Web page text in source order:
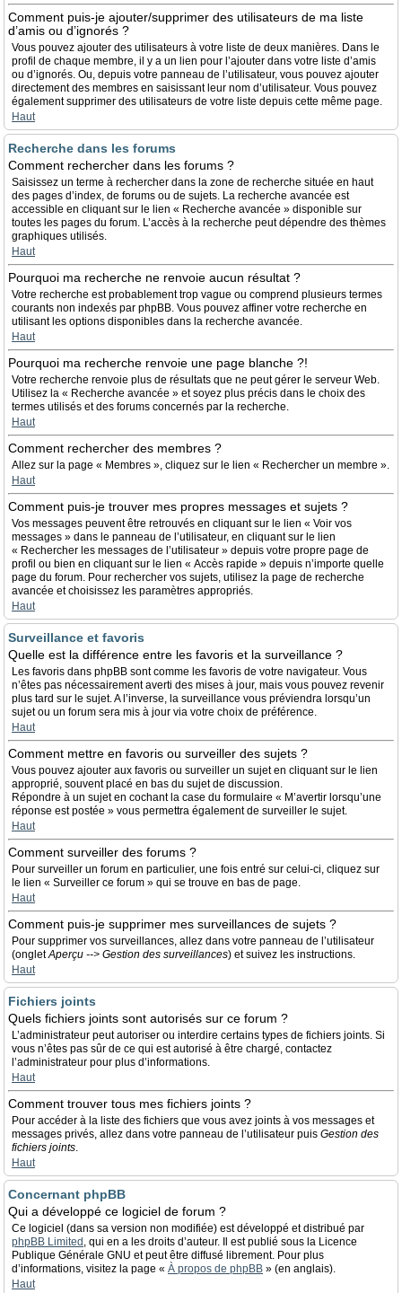
Comment puis-je ajouter/supprimer des utilisateurs de ma liste
d’amis ou d’ignorés ?
Vous pouvez ajouter des utilisateurs à votre liste de deux manières. Dans le
profil de chaque membre, il y a un lien pour l’ajouter dans votre liste d’amis
ou d’ignorés. Ou, depuis votre panneau de l’utilisateur, vous pouvez ajouter
directement des membres en saisissant leur nom d’utilisateur. Vous pouvez
également supprimer des utilisateurs de votre liste depuis cette même page.
Haut
Recherche dans les forums
Comment rechercher dans les forums ?
Saisissez un terme à rechercher dans la zone de recherche située en haut
des pages d’index, de forums ou de sujets. La recherche avancée est
accessible en cliquant sur le lien « Recherche avancée » disponible sur
toutes les pages du forum. L’accès à la recherche peut dépendre des thèmes
graphiques utilisés.
Haut
Pourquoi ma recherche ne renvoie aucun résultat ?
Votre recherche est probablement trop vague ou comprend plusieurs termes
courants non indexés par phpBB. Vous pouvez affiner votre recherche en
utilisant les options disponibles dans la recherche avancée.
Haut
Pourquoi ma recherche renvoie une page blanche ?!
Votre recherche renvoie plus de résultats que ne peut gérer le serveur Web.
Utilisez la « Recherche avancée » et soyez plus précis dans le choix des
termes utilisés et des forums concernés par la recherche.
Haut
Comment rechercher des membres ?
Allez sur la page « Membres », cliquez sur le lien « Rechercher un membre ».
Haut
Comment puis-je trouver mes propres messages et sujets ?
Vos messages peuvent être retrouvés en cliquant sur le lien « Voir vos
messages » dans le panneau de l’utilisateur, en cliquant sur le lien
« Rechercher les messages de l’utilisateur » depuis votre propre page de
profil ou bien en cliquant sur le lien « Accès rapide » depuis n’importe quelle
page du forum. Pour rechercher vos sujets, utilisez la page de recherche
avancée et choisissez les paramètres appropriés.
Haut
Surveillance et favoris
Quelle est la différence entre les favoris et la surveillance ?
Les favoris dans phpBB sont comme les favoris de votre navigateur. Vous
n’êtes pas nécessairement averti des mises à jour, mais vous pouvez revenir
plus tard sur le sujet. A l’inverse, la surveillance vous préviendra lorsqu’un
sujet ou un forum sera mis à jour via votre choix de préférence.
Haut
Comment mettre en favoris ou surveiller des sujets ?
Vous pouvez ajouter aux favoris ou surveiller un sujet en cliquant sur le lien
approprié, souvent placé en bas du sujet de discussion.
Répondre à un sujet en cochant la case du formulaire « M’avertir lorsqu’une
réponse est postée » vous permettra également de surveiller le sujet.
Haut
Comment surveiller des forums ?
Pour surveiller un forum en particulier, une fois entré sur celui-ci, cliquez sur
le lien « Surveiller ce forum » qui se trouve en bas de page.
Haut
Comment puis-je supprimer mes surveillances de sujets ?
Pour supprimer vos surveillances, allez dans votre panneau de l’utilisateur
(ongletAperçu --> Gestion des surveillances) et suivez les instructions.
Haut
Fichiers joints
Quels fichiers joints sont autorisés sur ce forum ?
L’administrateur peut autoriser ou interdire certains types de fichiers joints. Si
vous n’êtes pas sûr de ce qui est autorisé à être chargé, contactez
l’administrateur pour plus d’informations.
Haut
Comment trouver tous mes fichiers joints ?
Pour accéder à la liste des fichiers que vous avez joints à vos messages et
messages privés, allez dans votre panneau de l’utilisateur puis Gestion des
fichiers joints.
Haut
Concernant phpBB
Qui a développé ce logiciel de forum ?
Ce logiciel (dans sa version non modifiée) est développé et distribué par
phpBB Limited , qui en a les droits d’auteur. Il est publié sous la Licence
Publique Générale GNU et peut être diffusé librement. Pour plus
d’informations, visitez la page « À propos de phpBB » (en anglais).
Haut